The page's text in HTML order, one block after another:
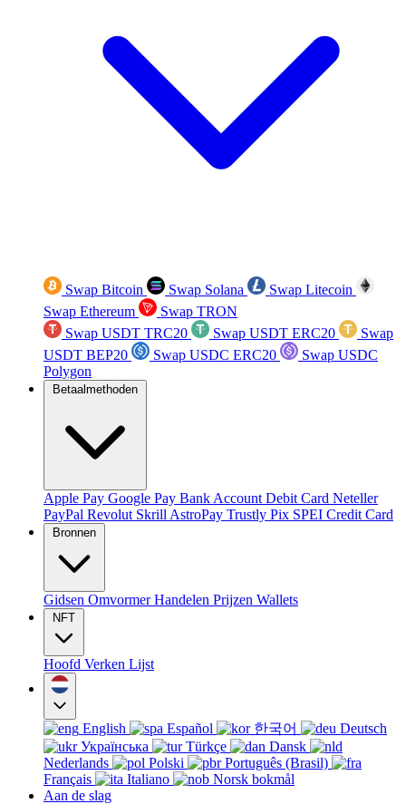
Swap Bitcoin Swap Solana
Swap Litecoin
Swap Ethereum
Swap TRON
Swap USDT TRC20
Swap USDT ERC20
Swap
USDT BEP20
Swap USDC ERC20
Swap USDC
Polygon
Betaalmethoden
Apple Pay Google Pay Bank Account Debit Card Neteller
PayPal Revolut Skrill AstroPay Trustly Pix SPEI Credit Card
Bronnen
Gidsen OmvormerHandelen Prijzen Wallets
NFT
Hoofd Verken Lijst
English Español 한국어
Deutsch
Українська
Türkçe
Dansk
Nederlands
Polski
Português (Brasil)
Français
Italiano
Norsk bokmål
Aan de slag